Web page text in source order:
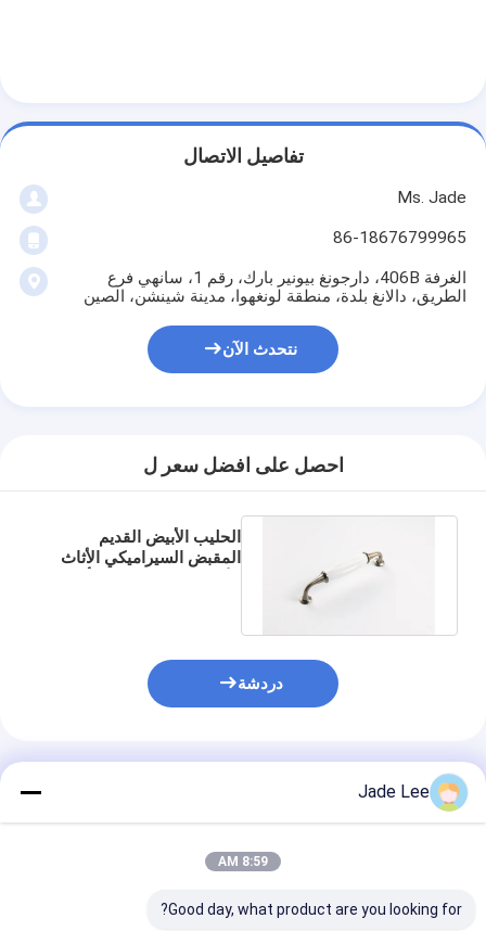
اتصل بنا
قفل الباب من الفولاذ المقاوم للصدأ
قفل الباب الذكي
أجهزة ملحقات الأبواب
أزرار أبواب الأسطوانات
قفل الخزانة الذكية
صنبور المياه الذكي
تفاصيل الاتصال
Ms. Jade
86-18676799965
الغرفة 406B، دارجونغ بيونير بارك، رقم 1، سانهي فرع
الطريق، دالانغ بلدة، منطقة لونغهوا، مدينة شينشن، الصين
نتحدث الآن
احصل على افضل سعر ل
الحليب الأبيض القديم
المقبض السيراميكي الأثاث
دردشة
المنتجات الموصى بها
Jade Lee
8:59 AM
Good day, what product are you looking for?